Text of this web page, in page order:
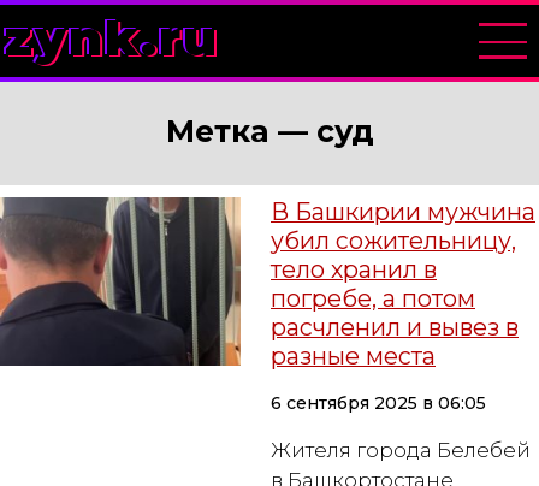
zynk.ru
Метка — суд
В Башкирии мужчина
убил сожительницу,
тело хранил в
погребе, а потом
расчленил и вывез в
разные места
6 сентября 2025 в 06:05
Жителя города Белебей
в Башкортостане